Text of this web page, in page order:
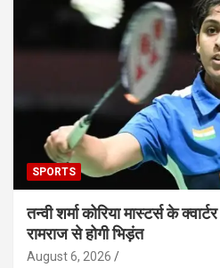
SPORTS
तन्वी शर्मा कोरिया मास्टर्स के
रामराज से होगी भिड़ंत
August 6, 2026